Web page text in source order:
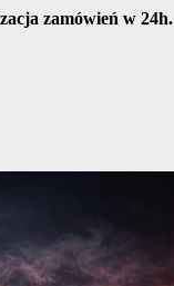
zamówień w 24h.